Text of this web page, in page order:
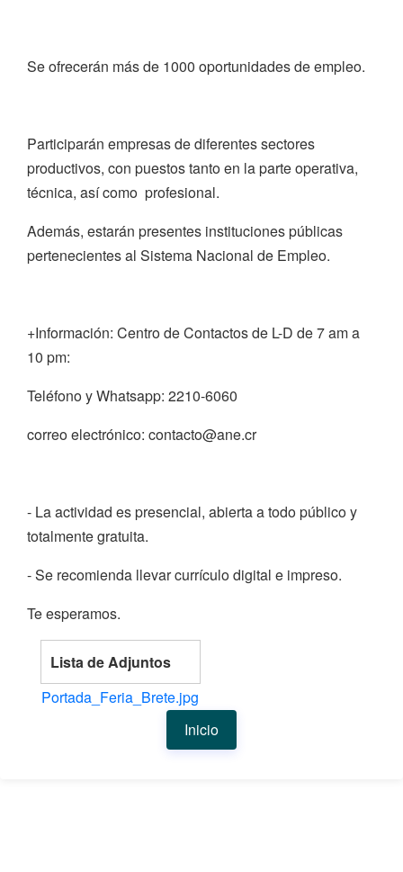
Se ofrecerán más de 1000 oportunidades de empleo.
Participarán empresas de diferentes sectores
productivos, con puestos tanto en la parte operativa,
técnica, así como profesional.
Además, estarán presentes instituciones públicas
pertenecientes al Sistema Nacional de Empleo.
+Información: Centro de Contactos de L-D de 7 am a
10 pm:
Teléfono y Whatsapp: 2210-6060
correo electrónico: contacto@ane.cr
- La actividad es presencial, abierta a todo público y
totalmente gratuita.
- Se recomienda llevar currículo digital e impreso.
Te esperamos.
Lista de Adjuntos
Portada_Feria_Brete.jpg
Inicio